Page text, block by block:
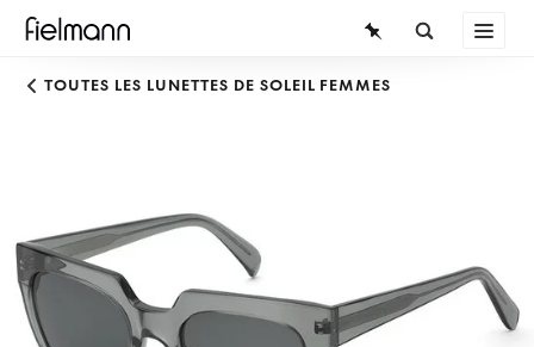
LUNETTES
CONNAISSANCES
SERVICE
TOUTES LES LUNETTES DE SOLEIL FEMMES